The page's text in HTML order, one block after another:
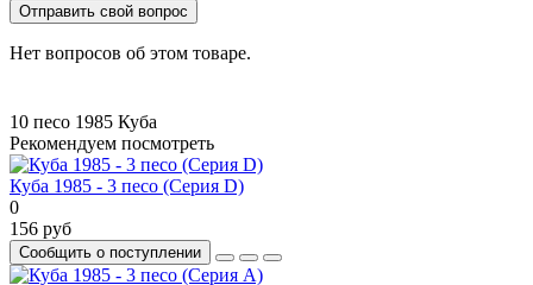
Отправить свой вопрос
Нет вопросов об этом товаре.
10 песо 1985 Куба
Рекомендуем посмотреть
Куба 1985 - 3 песо (Серия D)
0
156 руб
Сообщить о поступлении